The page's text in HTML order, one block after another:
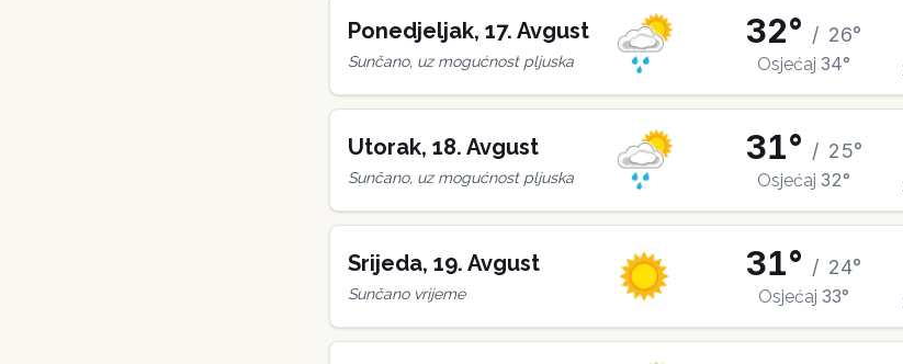
Ponedjeljak, 17. Avgust
Sunčano, uz mogućnost pljuska
32° / 26°
Osjećaj 34°
Utorak, 18. Avgust
Sunčano, uz mogućnost pljuska
31° / 25°
Osjećaj 32°
Srijeda, 19. Avgust
Sunčano vrijeme
31° / 24°
Osjećaj 33°